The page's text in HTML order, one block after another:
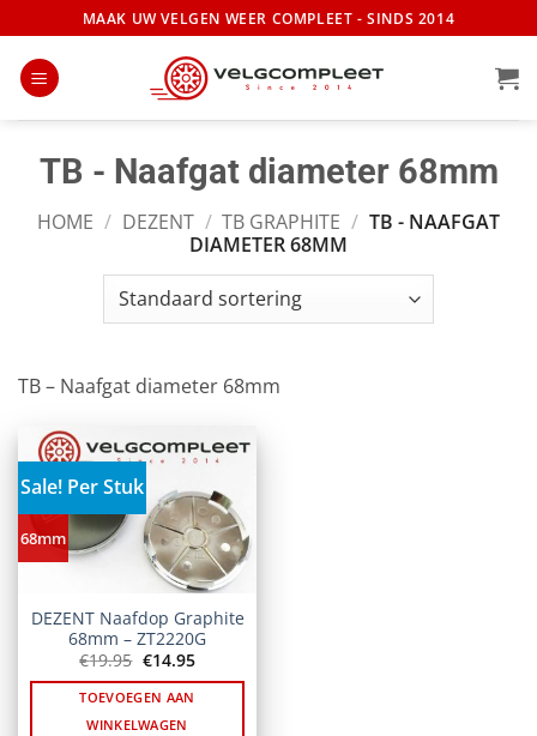
naar
inhoud
MAAK UW VELGEN WEER COMPLEET - SINDS 2014
TB - Naafgat diameter 68mm
HOME / DEZENT / TB GRAPHITE / TB - NAAFGAT
DIAMETER 68MM
TB – Naafgat diameter 68mm
Sale! Per Stuk
68mm
DEZENT Naafdop Graphite
68mm – ZT2220G
€19.95 Oorspronkelijke
was:
€19.95.
€14.95Huidige
is:
TOEVOEGEN AAN
WINKELWAGEN